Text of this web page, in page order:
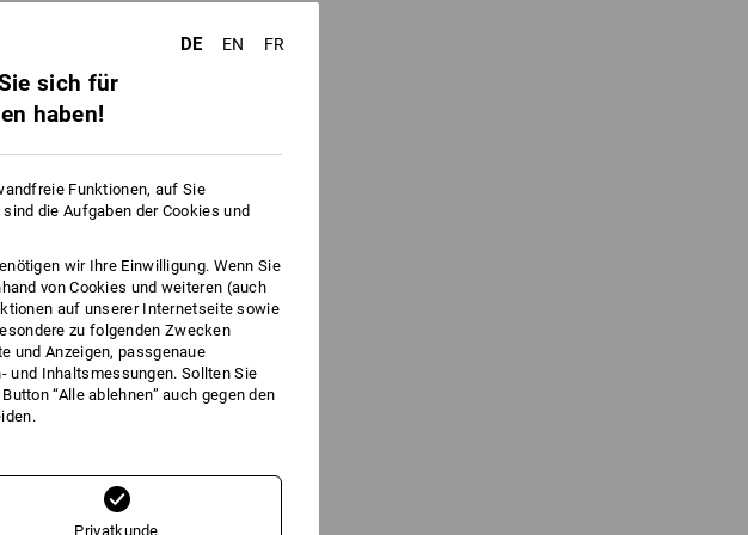
angesehen.
DE EN FR
sich für
haben!
Funktionen, auf Sie
die Aufgaben der Cookies und
wir Ihre Einwilligung. Wenn Sie
von Cookies und weiteren (auch
auf unserer Internetseite sowie
zu folgenden Zwecken
und Anzeigen, passgenaue
und Inhaltsmessungen. Sollten Sie
“Alle ablehnen” auch gegen den
Privatkunde